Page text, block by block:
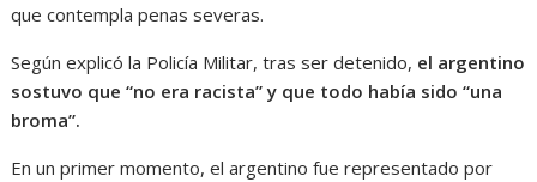
que contempla penas severas.
Según explicó la Policía Militar, tras ser detenido, el argentino
sostuvo que “no era racista” y que todo había sido “una
broma”.
En un primer momento, el argentino fue representado por